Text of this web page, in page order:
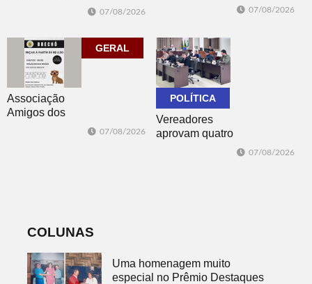
perspectiva
inclusiva
07/08/2026
cidade
globalmente
conectada
07/08/2026
GERAL
Associação
Amigos dos
07/08/2026
POLÍTICA
Vereadores
aprovam quatro
07/08/2026
COLUNAS
Uma homenagem muito
especial no Prêmio Destaques